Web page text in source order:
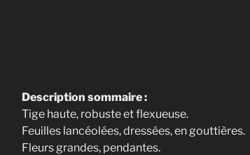
Description sommaire :
Tige haute, robuste et flexueuse.
Feuilles lancéolées, dressées, en gouttières.
Fleurs grandes, pendantes.